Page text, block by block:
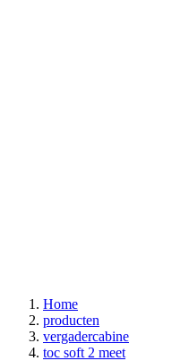
Home
producten
vergadercabine
toc soft 2 meet